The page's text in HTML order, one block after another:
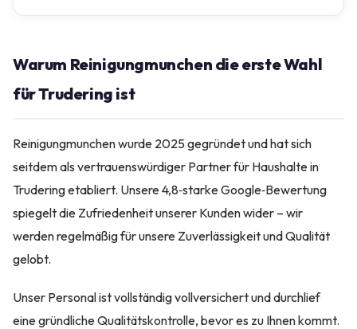
Warum Reinigungmunchen die erste Wahl
für Trudering ist
Reinigungmunchen wurde 2025 gegründet und hat sich
seitdem als vertrauenswürdiger Partner für Haushalte in
Trudering etabliert. Unsere 4,8‑starke Google‑Bewertung
spiegelt die Zufriedenheit unserer Kunden wider – wir
werden regelmäßig für unsere Zuverlässigkeit und Qualität
gelobt.
Unser Personal ist vollständig vollversichert und durchlief
eine gründliche Qualitätskontrolle, bevor es zu Ihnen kommt.